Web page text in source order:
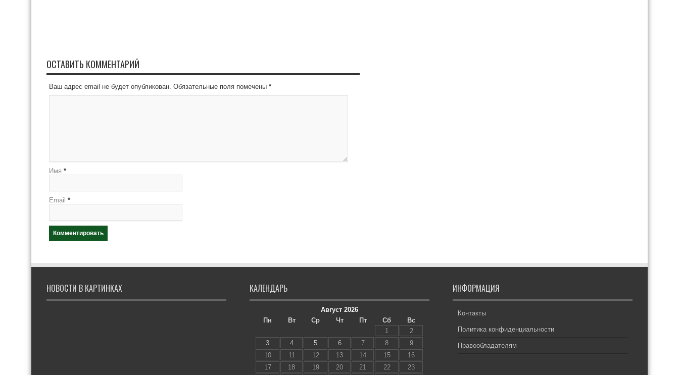
ОСТАВИТЬ КОММЕНТАРИЙ
Ваш адрес email не будет опубликован. Обязательные поля помечены *
Имя *
Email *
НОВОСТИ В КАРТИНКАХ КАЛЕНДАРЬ
Август 2026
Пн
Вт Ср Чт Пт Сб
Вс
1
2
3
4 5 6 7 8
9
10
11 12 13 14 15
16
17
18 19 20 21 22 23
ИНФОРМАЦИЯ
Контакты
Политика конфиденциальности
Правообладателям